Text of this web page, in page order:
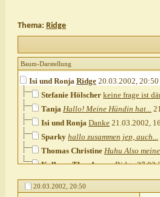
Thema: Ridge
Baum-Darstellung
Isi und Ronja Ridge 20.03.2002, 20:50
Stefanie Hölscher keine frage ist
Tanja Hallo! Meine Hündin hat...
Isi und Ronja Danke 21.03.2002,
Sparky hallo zusammen jep, auch...
Thomas Christine Huhu Also
Kolbrun Thordarson Ridge
20.03.2002, 20:50